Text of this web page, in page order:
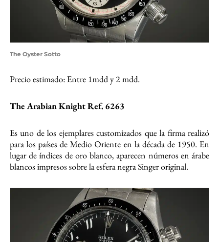
The Oyster Sotto
Precio estimado: Entre 1mdd y 2 mdd.
The Arabian Knight Ref. 6263
Es uno de los ejemplares customizados que la firma realizó
para los países de Medio Oriente en la década de 1950. En
lugar de índices de oro blanco, aparecen números en árabe
blancos impresos sobre la esfera negra Singer original.